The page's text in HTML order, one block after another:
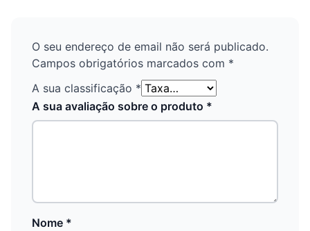
O seu endereço de email não será publicado.
Campos obrigatórios marcados com *
A sua classificação *
A sua avaliação sobre o produto *
Nome *